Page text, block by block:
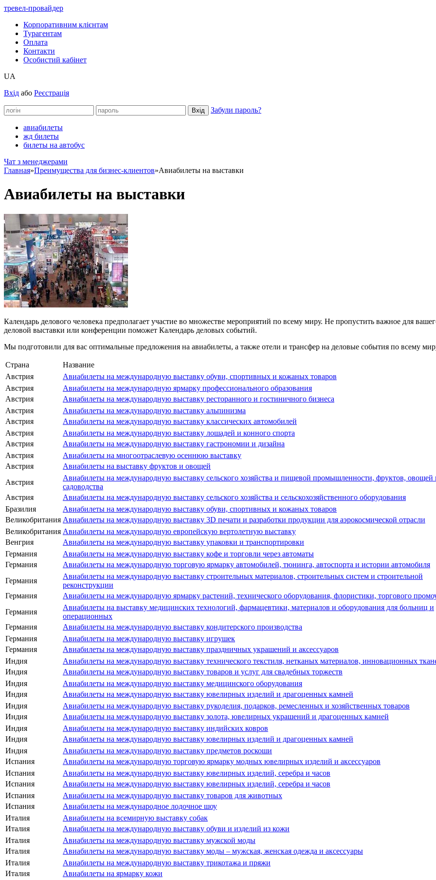
тревел-провайдер
Корпоративним клієнтам
Турагентам
Оплата
Контакти
Особистий кабінет
UA
Вхід або Реєстрація
Забули пароль?
авиабилеты
жд билеты
билеты на автобус
Чат з менеджерами
Главная»Преимущества для бизнес-клиентов»Авиабилеты на выставки
Авиабилеты на выставки
Календарь делового человека предполагает участие во множестве мероприятий по всему миру. Не пропустить важное для
деловой выставки или конференции поможет Календарь деловых событий.
Мы подготовили для вас оптимальные предложения на авиабилеты, а также отели и трансфер на деловые события по всему
Страна
Название
Австрия
Авиабилеты на международную выставку обуви, спортивных и кожаных товаров
Австрия
Авиабилеты на международную ярмарку профессионального образования
Австрия
Авиабилеты на международную выставку ресторанного и гостиничного бизнеса
Австрия
Авиабилеты на международную выставку альпинизма
Австрия
Авиабилеты на международную выставку классических автомобилей
Австрия
Авиабилеты на международную выставку лошадей и конного спорта
Австрия
Авиабилеты на международную выставку гастрономии и дизайна
Австрия
Авиабилеты на многоотраслевую осеннюю выставку
Австрия
Авиабилеты на выставку фруктов и овощей
Австрия
Авиабилеты на международную выставку сельского хозяйства и пищевой промышленности, фруктов, овощей
садоводства
Австрия
Авиабилеты на международную выставку сельского хозяйства и сельскохозяйственного оборудования
Бразилия
Авиабилеты на международную выставку обуви, спортивных и кожаных товаров
Великобритания Авиабилеты на международную выставку 3D печати и разработки продукции для аэрокосмической отрасли
Великобритания Авиабилеты на международную европейскую вертолетную выставку
Венгрия
Авиабилеты на международную выставку упаковки и транспортировки
Германия
Авиабилеты на международную выставку кофе и торговли через автоматы
Германия
Авиабилеты на международную торговую ярмарку автомобилей, тюнинга, автоспорта и истории автомобиля
Германия
Авиабилеты на международную выставку строительных материалов, строительных систем и строительной
реконструкции
Германия
Авиабилеты на международную ярмарку растений, технического оборудования, флористики, торгового
Германия
Авиабилеты на выставку медицинских технологий, фармацевтики, материалов и оборудования для больниц и
операционных
Германия
Авиабилеты на международную выставку кондитерского производства
Германия
Авиабилеты на международную выставку игрушек
Германия
Авиабилеты на международную выставку праздничных украшений и аксессуаров
Индия
Авиабилеты на международную выставку технического текстиля, нетканых материалов, инновационных
Индия
Авиабилеты на международную выставку товаров и услуг для свадебных торжеств
Индия
Авиабилеты на международную выставку медицинского оборудования
Индия
Авиабилеты на международную выставку ювелирных изделий и драгоценных камней
Индия
Авиабилеты на международную выставку рукоделия, подарков, ремесленных и хозяйственных товаров
Индия
Авиабилеты на международную выставку золота, ювелирных украшений и драгоценных камней
Индия
Авиабилеты на международную выставку индийских ковров
Индия
Авиабилеты на международную выставку ювелирных изделий и драгоценных камней
Индия
Авиабилеты на международную выставку предметов роскоши
Испания
Авиабилеты на международную торговую ярмарку модных ювелирных изделий и аксессуаров
Испания
Авиабилеты на международную выставку ювелирных изделий, серебра и часов
Испания
Авиабилеты на международную выставку ювелирных изделий, серебра и часов
Испания
Авиабилеты на международную выставку товаров для животных
Испания
Авиабилеты на международное лодочное шоу
Италия
Авиабилеты на всемирную выставку собак
Италия
Авиабилеты на международную выставку обуви и изделий из кожи
Италия
Авиабилеты на международную выставку мужской моды
Италия
Авиабилеты на международную выставку моды – мужская, женская одежда и аксессуары
Италия
Авиабилеты на международную выставку трикотажа и пряжи
Италия
Авиабилеты на ярмарку кожи